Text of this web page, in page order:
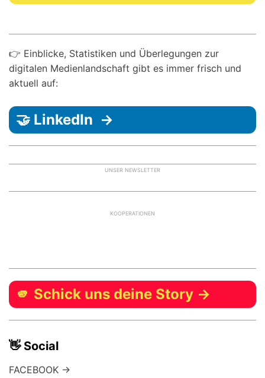
👉 Einblicke, Statistiken und Überlegungen zur
digitalen Medienlandschaft gibt es immer frisch und
aktuell auf:
🤝 LinkedIn →
UNSER NEWSLETTER
KOOPERATIONEN
🫵 Schick uns deine Story →
👋 Social
FACEBOOK →